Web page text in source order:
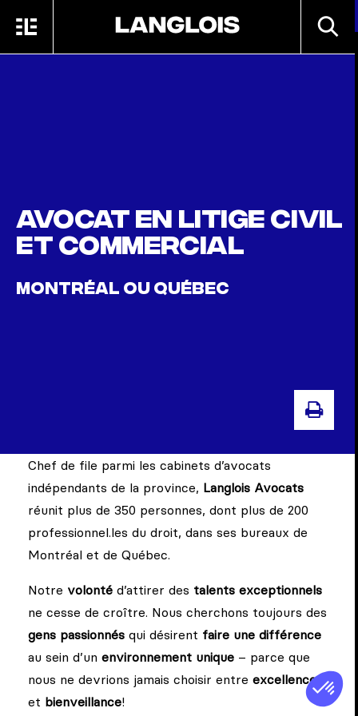
MENU
Avocat en litige civil
et commercial
MONTRÉAL OU QUÉBEC
Chef de file parmi les cabinets d’avocats
indépendants de la province, Langlois Avocats
réunit plus de 350 personnes, dont plus de 200
professionnel.les du droit, dans ses bureaux de
Montréal et de Québec.
Notre volonté d’attirer des talents exceptionnels
ne cesse de croître. Nous cherchons toujours des
gens passionnés qui désirent faire une différence
au sein d’un environnement unique – parce que
nous ne devrions jamais choisir entre excellence
et bienveillance!